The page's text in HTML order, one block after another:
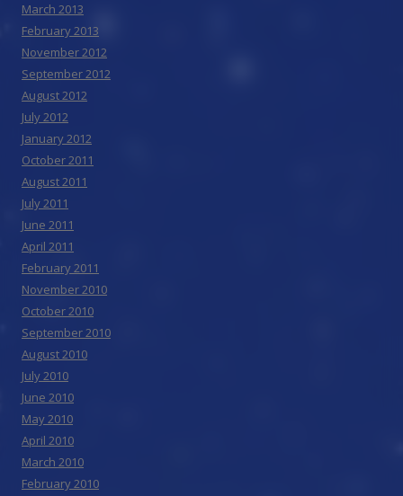
March 2013
February 2013
November 2012
September 2012
August 2012
July 2012
January 2012
October 2011
August 2011
July 2011
June 2011
April 2011
February 2011
November 2010
October 2010
September 2010
August 2010
July 2010
June 2010
May 2010
April 2010
March 2010
February 2010